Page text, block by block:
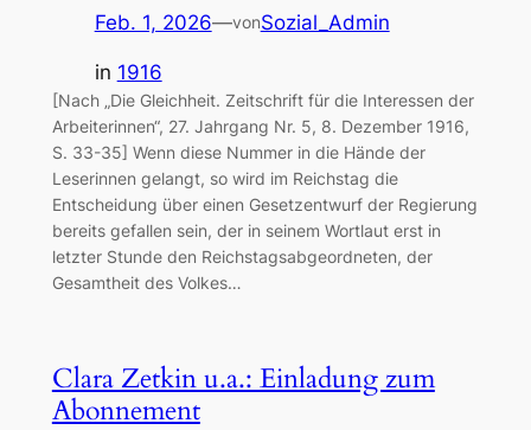
Feb. 1, 2026—vonSozial_Admin
in 1916
[Nach „Die Gleichheit. Zeitschrift für die Interessen der
Arbeiterinnen“, 27. Jahrgang Nr. 5, 8. Dezember 1916,
S. 33-35] Wenn diese Nummer in die Hände der
Leserinnen gelangt, so wird im Reichstag die
Entscheidung über einen Gesetzentwurf der Regierung
bereits gefallen sein, der in seinem Wortlaut erst in
letzter Stunde den Reichstagsabgeordneten, der
Gesamtheit des Volkes…
Clara Zetkin u.a.: Einladung zum
Abonnement